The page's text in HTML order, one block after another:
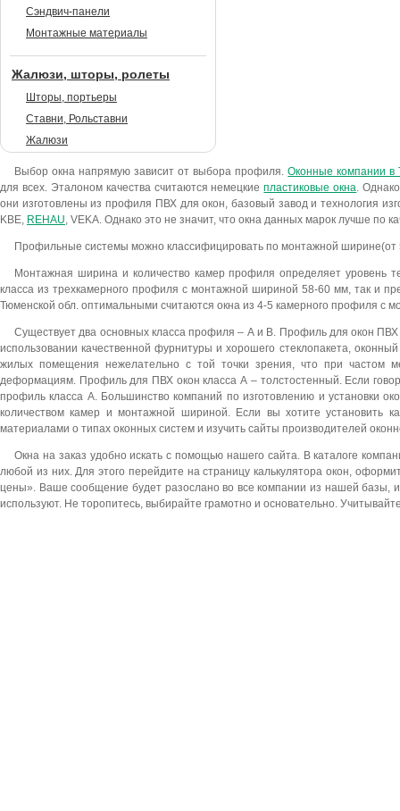
Сэндвич-панели
Монтажные материалы
Жалюзи, шторы, ролеты
Шторы, портьеры
Ставни, Рольставни
Жалюзи
Выбор окна напрямую зависит от выбора профиля.Оконные компании в
для всех. Эталоном качества считаются немецкиепластиковые окна.
они изготовлены из профиля ПВХ для окон, базовый завод и технология
KBE, REHAU, VEKA. Однако это не значит, что окна данных марок лучше по
Профильные системы можно классифицировать по монтажной ширине(от
Монтажная ширина и количество камер профиля определяет уровень
класса из трехкамерного профиля с монтажной шириной 58-60 мм, так и
Тюменской обл. оптимальными считаются окна из 4-5 камерного профиля с
Существует два основных класса профиля – А и В. Профиль для окон
использовании качественной фурнитуры и хорошего стеклопакета,
жилых помещения нежелательно с той точки зрения, что при частом
деформациям. Профиль для ПВХ окон класса А – толстостенный. Если
профиль класса А. Большинство компаний по изготовлению и установки
количеством камер и монтажной шириной. Если вы хотите установить
материалами о типах оконных систем и изучить сайты производителей
Окна на заказ удобно искать с помощью нашего сайта. В каталоге
любой из них. Для этого перейдите на страницу калькулятора окон,
цены». Ваше сообщение будет разослано во все компании из нашей базы,
используют. Не торопитесь, выбирайте грамотно и основательно.